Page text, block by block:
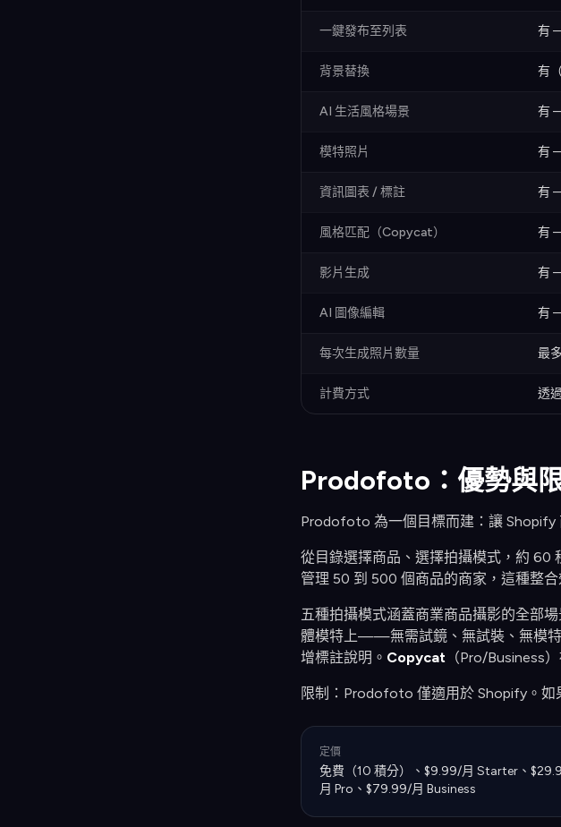
一鍵發布至列表 有
背景替換 有
AI 生活風格場景 有
模特照片 有
資訊圖表 / 標註 有
風格匹配（Copycat） 有
影片生成 有
AI 圖像編輯 有
每次生成照片數量 最
計費方式 透
Prodofoto：優勢與
Prodofoto 為一個目標而建：讓 Shopify
從目錄選擇商品、選擇拍攝模式，約 60
管理 50 到 500 個商品的商家，這種整合
五種拍攝模式涵蓋商業商品攝影的全部場
體模特上——無需試鏡、無試裝、無模特
增標註說明。 Copycat （Pro/Business
限制：Prodofoto 僅適用於 Shopify。
定價
免費（10 積分）、$9.99/月 Starter、
月 Pro、$79.99/月 Business